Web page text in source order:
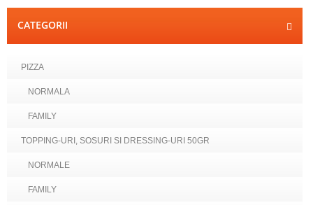
CATEGORII
PIZZA
NORMALA
FAMILY
TOPPING-URI, SOSURI SI DRESSING-URI 50GR
NORMALE
FAMILY